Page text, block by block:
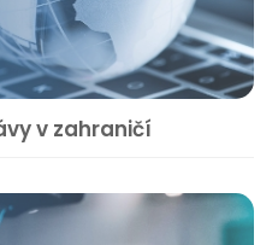
v zahraničí